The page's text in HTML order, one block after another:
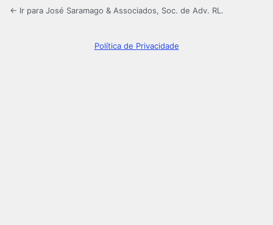
← Ir para José Saramago & Associados, Soc. de Adv. RL.
Política de Privacidade